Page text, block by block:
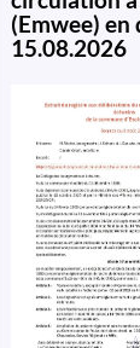
(Emwee) en
15.08.2026